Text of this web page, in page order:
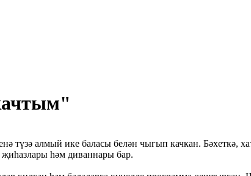
түзә алмый ике баласы белән чыгып качкан. Бәхеткә,
һәм диваннары бар.